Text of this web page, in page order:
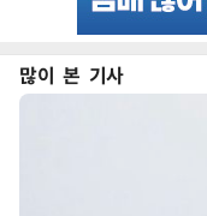
많이 본 기사